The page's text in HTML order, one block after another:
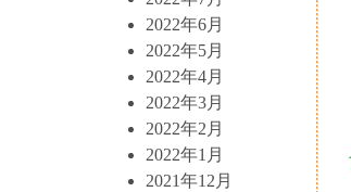
2022年6月
2022年5月
2022年4月
2022年3月
2022年2月
2022年1月
2021年12月